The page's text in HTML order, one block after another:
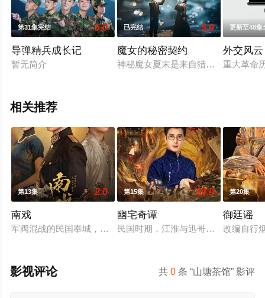
第31集完结 5.0
导弹精兵成长记
暂无简介
已完结 5.0
魔女的秘密契约
神秘魔女夏末是来自猎户星的外星人
更新至48集
外交风云
重大革命
相关推荐
第13集 2.0
南戏
军阀混战的民国奉城，玉佛头离奇失窃，戏班主横尸戏台，将冷
第15集 10.0
幽宅奇谭
民国时期，江淮与迅哥组成说书班子
第20集
御廷谣
改编自行
共0 条 “山塘茶馆” 影评
影视评论